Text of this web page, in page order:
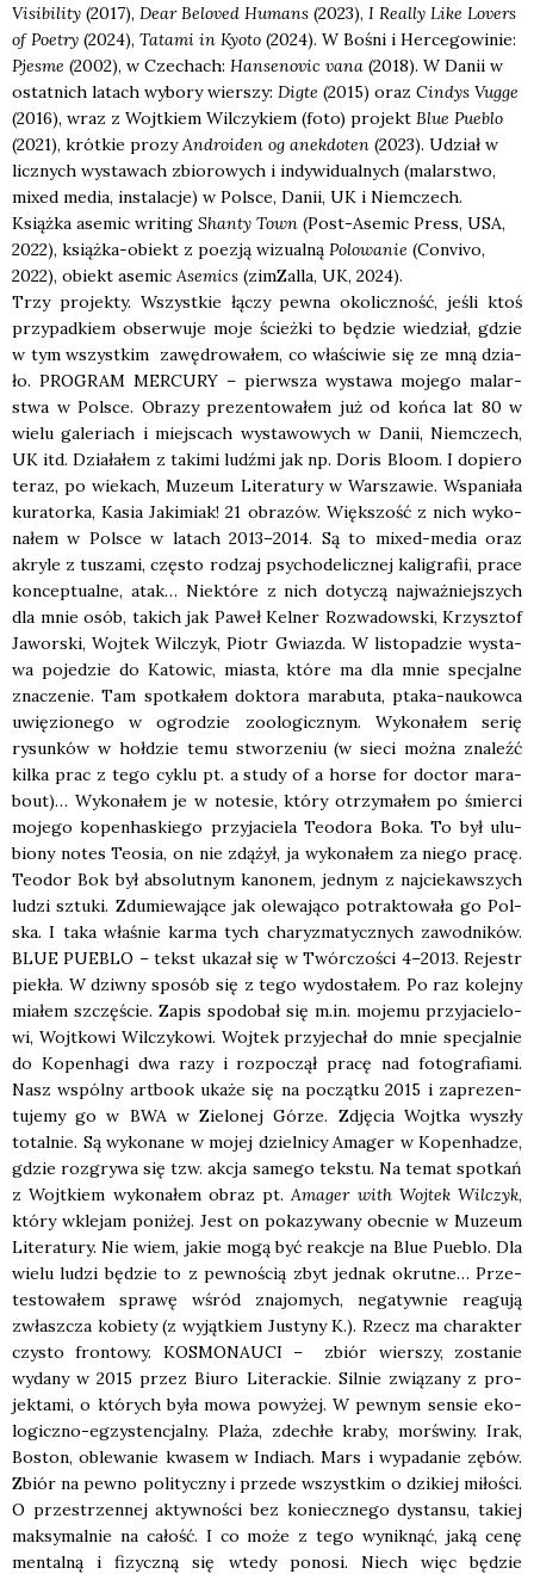
Visibility (2017), Dear Beloved Humans (2023), I Really Like Lovers
of Poetry (2024), Tatami in Kyoto (2024). W Bośni i Hercegowinie:
Pjesme (2002), w Czechach: Hansenovic vana (2018). W Danii w
ostatnich latach wybory wierszy: Digte (2015) oraz Cindys Vugge
(2016), wraz z Wojtkiem Wilczykiem (foto) projekt Blue Pueblo
(2021), krótkie prozy Androiden og anekdoten (2023). Udział w
licznych wystawach zbiorowych i indywidualnych (malarstwo,
mixed media, instalacje) w Polsce, Danii, UK i Niemczech.
Książka asemic writing Shanty Town (Post-Asemic Press, USA,
2022), książka-obiekt z poezją wizualną Polowanie (Convivo,
2022), obiekt asemic Asemics (zimZalla, UK, 2024).
Trzy pro­jek­ty. Wszyst­kie łączy pew­na oko­licz­ność, jeśli ktoś
przy­pad­kiem obser­wu­je moje ścież­ki to będzie wie­dział, gdzie
w tym wszyst­kim zawę­dro­wa­łem, co wła­ści­wie się ze mną dzia­
ło. PROGRAM MERCURY – pierw­sza wysta­wa moje­go malar­
stwa w Pol­sce. Obra­zy pre­zen­to­wa­łem już od koń­ca lat 80 w
wie­lu gale­riach i miej­scach wysta­wo­wych w Danii, Niem­czech,
UK itd. Dzia­ła­łem z taki­mi ludź­mi jak np. Doris Blo­om. I dopie­ro
teraz, po wie­kach, Muzeum Lite­ra­tu­ry w War­sza­wie. Wspa­nia­ła
kura­tor­ka, Kasia Jaki­miak! 21 obra­zów. Więk­szość z nich wyko­
na­łem w Pol­sce w latach 2013–2014. Są to mixed-media oraz
akry­le z tusza­mi, czę­sto rodzaj psy­cho­de­licz­nej kali­gra­fii, pra­ce
kon­cep­tu­al­ne, atak… Nie­któ­re z nich doty­czą naj­waż­niej­szych
dla mnie osób, takich jak Paweł Kel­ner Roz­wa­dow­ski, Krzysz­tof
Jawor­ski, Woj­tek Wil­czyk, Piotr Gwiaz­da. W listo­pa­dzie wysta­
wa poje­dzie do Kato­wic, mia­sta, któ­re ma dla mnie spe­cjal­ne
zna­cze­nie. Tam spo­tka­łem dok­to­ra mara­bu­ta, pta­ka-naukow­ca
uwię­zio­ne­go w ogro­dzie zoo­lo­gicz­nym. Wyko­na­łem serię
rysun­ków w hoł­dzie temu stwo­rze­niu (w sie­ci moż­na zna­leźć
kil­ka prac z tego cyklu pt. a stu­dy of a hor­se for doctor mara­
bo­ut)… Wyko­na­łem je w note­sie, któ­ry otrzy­ma­łem po śmier­ci
moje­go kopen­ha­skie­go przy­ja­cie­la Teo­do­ra Boka. To był ulu­
bio­ny notes Teo­sia, on nie zdą­żył, ja wyko­na­łem za nie­go pra­cę.
Teo­dor Bok był abso­lut­nym kano­nem, jed­nym z naj­cie­kaw­szych
ludzi sztu­ki. Zdu­mie­wa­ją­ce jak ole­wa­ją­co potrak­to­wa­ła go Pol­
ska. I taka wła­śnie kar­ma tych cha­ry­zma­tycz­nych zawod­ni­ków.
BLUE PUEBLO – tekst uka­zał się w Twór­czo­ści 4–2013. Rejestr
pie­kła. W dziw­ny spo­sób się z tego wydo­sta­łem. Po raz kolej­ny
mia­łem szczę­ście. Zapis spodo­bał się m.in. moje­mu przy­ja­cie­lo­
wi, Wojt­ko­wi Wil­czy­ko­wi. Woj­tek przy­je­chał do mnie spe­cjal­nie
do Kopen­ha­gi dwa razy i roz­po­czął pra­cę nad foto­gra­fia­mi.
Nasz wspól­ny art­bo­ok uka­że się na począt­ku 2015 i zapre­zen­
tu­je­my go w BWA w Zie­lo­nej Górze. Zdję­cia Wojt­ka wyszły
total­nie. Są wyko­na­ne w mojej dziel­ni­cy Ama­ger w Kopen­ha­dze,
gdzie roz­gry­wa się tzw. akcja same­go tek­stu. Na temat spo­tkań
z Wojt­kiem wyko­na­łem obraz pt. Ama­ger with Woj­tek Wil­czyk,
któ­ry wkle­jam poni­żej. Jest on poka­zy­wa­ny obec­nie w Muzeum
Lite­ra­tu­ry. Nie wiem, jakie mogą być reak­cje na Blue Pueblo. Dla
wie­lu ludzi będzie to z pew­no­ścią zbyt jed­nak okrut­ne… Prze­
te­sto­wa­łem spra­wę wśród zna­jo­mych, nega­tyw­nie reagu­ją
zwłasz­cza kobie­ty (z wyjąt­kiem Justy­ny K.). Rzecz ma cha­rak­ter
czy­sto fron­to­wy. KOSMONAUCI – zbiór wier­szy, zosta­nie
wyda­ny w 2015 przez Biu­ro Lite­rac­kie. Sil­nie zwią­za­ny z pro­
jek­ta­mi, o któ­rych była mowa powy­żej. W pew­nym sen­sie eko­
lo­gicz­no-egzy­sten­cjal­ny. Pla­ża, zde­chłe kra­by, mor­świ­ny. Irak,
Boston, oble­wa­nie kwa­sem w Indiach. Mars i wypa­da­nie zębów.
Zbiór na pew­no poli­tycz­ny i przede wszyst­kim o dzi­kiej miło­ści.
O prze­strzen­nej aktyw­no­ści bez koniecz­ne­go dystan­su, takiej
mak­sy­mal­nie na całość. I co może z tego wynik­nąć, jaką cenę
men­tal­ną i fizycz­ną się wte­dy pono­si. Niech więc będzie